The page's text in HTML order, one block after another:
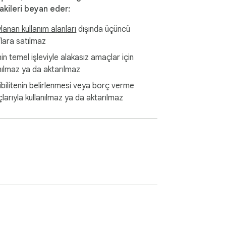
sunar.
beyan eder:
kullanım alanları dışında üçüncü
satılmaz
temel işleviyle alakasız amaçlar için
ya da aktarılmaz
belirlenmesi veya borç verme
kullanılmaz ya da aktarılmaz